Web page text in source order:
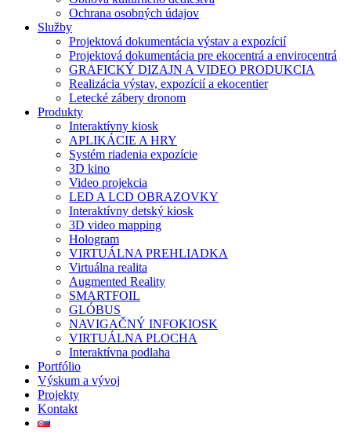
Ochrana osobných údajov
Služby
Projektová dokumentácia výstav a expozícií
Projektová dokumentácia pre ekocentrá a envirocentrá
GRAFICKÝ DIZAJN A VIDEO PRODUKCIA
Realizácia výstav, expozícií a ekocentier
Letecké zábery dronom
Produkty
Interaktívny kiosk
APLIKÁCIE A HRY
Systém riadenia expozície
3D kino
Video projekcia
LED A LCD OBRAZOVKY
Interaktívny detský kiosk
3D video mapping
Hologram
VIRTUÁLNA PREHLIADKA
Virtuálna realita
Augmented Reality
SMARTFOIL
GLÓBUS
NAVIGAČNÝ INFOKIOSK
VIRTUÁLNA PLOCHA
Interaktívna podlaha
Portfólio
Výskum a vývoj
Projekty
Kontakt